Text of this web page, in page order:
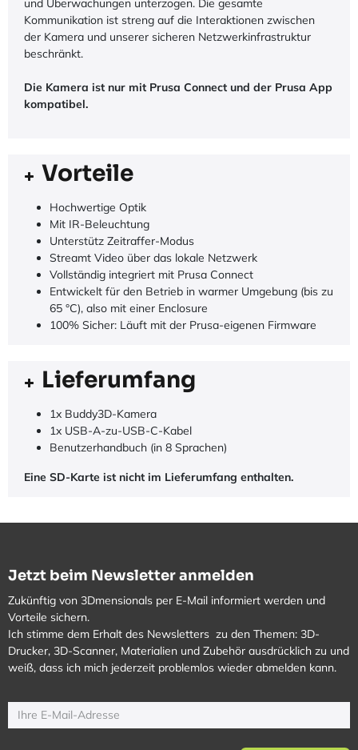
und Überwachungen unterzogen. Die gesamte
Kommunikation ist streng auf die Interaktionen zwischen
der Kamera und unserer sicheren Netzwerkinfrastruktur
beschränkt.
Die Kamera ist nur mit Prusa Connect und der Prusa App
kompatibel.
Vorteile
Hochwertige Optik
Mit IR-Beleuchtung
Unterstütz Zeitraffer-Modus
Streamt Video über das lokale Netzwerk
Vollständig integriert mit Prusa Connect
Entwickelt für den Betrieb in warmer Umgebung (bis zu
65 °C), also mit einer Enclosure
100% Sicher: Läuft mit der Prusa-eigenen Firmware
Lieferumfang
1x Buddy3D-Kamera
1x USB-A-zu-USB-C-Kabel
Benutzerhandbuch (in 8 Sprachen)
Eine SD-Karte ist nicht im Lieferumfang enthalten.
Jetzt beim Newsletter anmelden
Zukünftig von 3Dmensionals per E-Mail informiert werden und
Vorteile sichern.
Ich stimme dem Erhalt des Newsletters zu den Themen: 3D-
Drucker, 3D-Scanner, Materialien und Zubehör ausdrücklich zu und
weiß, dass ich mich jederzeit problemlos wieder abmelden kann.